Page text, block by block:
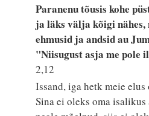
Paranenu tõusis kohe
ja läks välja kõigi nähes,
ehmusid ja andsid au
"Niisugust asja me pole
2,12
Issand, iga hetk meie
Sina ei oleks oma isalikus